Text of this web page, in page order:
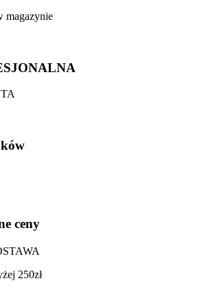
magazynie
ceny
250zł